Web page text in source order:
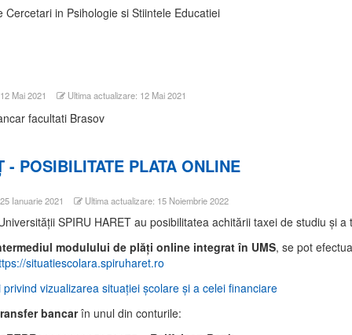
Cercetari in Psihologie si Stiintele Educatiei
Mai 2021 Ultima actualizare: 12 Mai 2021
- POSIBILITATE PLATA ONLINE
Ianuarie 2021 Ultima actualizare: 15 Noiembrie 2022
SPIRU HARET au posibilitatea achitării taxei de studiu şi
modulului de plăţi online integrat în UMS, se pot
situatiescolara.spiruharet.ro
privind vizualizarea situaţiei şcolare şi a celei financiare
bancarîn unul din conturile: